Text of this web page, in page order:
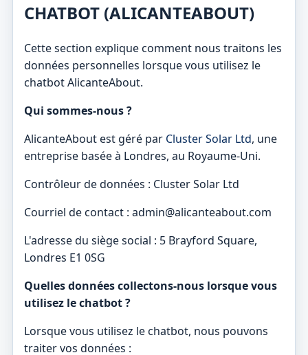
CHATBOT (ALICANTEABOUT)
Cette section explique comment nous traitons les
données personnelles lorsque vous utilisez le
chatbot AlicanteAbout.
Qui sommes-nous ?
AlicanteAbout est géré par Cluster Solar Ltd, une
entreprise basée à Londres, au Royaume-Uni.
Contrôleur de données : Cluster Solar Ltd
Courriel de contact : admin@alicanteabout.com
L'adresse du siège social : 5 Brayford Square,
Londres E1 0SG
Quelles données collectons-nous lorsque vous
utilisez le chatbot ?
Lorsque vous utilisez le chatbot, nous pouvons
traiter vos données :